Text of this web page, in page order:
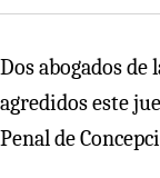
Dos abogados
agredidos este
Penal de